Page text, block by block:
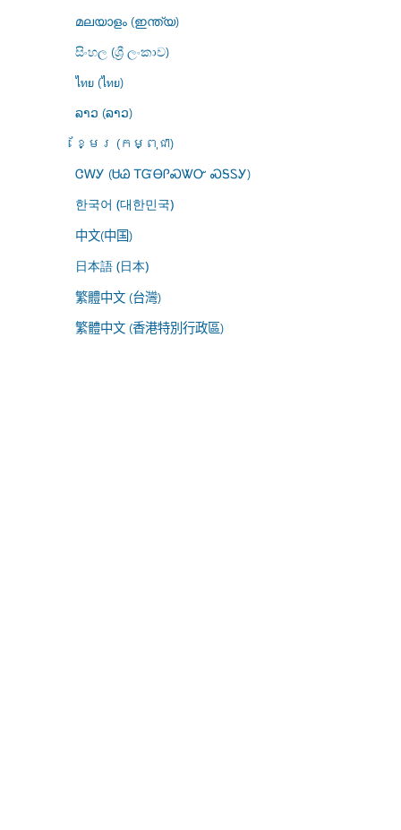
മലയാളം (ഇന്ത്യ)
සිංහල (ශ්‍රී ලංකාව)
ไทย (ไทย)
ລາວ (ລາວ)
ខ្មែរ (កម្ពុជា)
ᏣᎳᎩ (ᏌᏊ ᎢᏳᎾᎵᏍᏔᏅ ᏍᎦᏚᎩ)
한국어 (대한민국)
中文(中国)
日本語 (日本)
繁體中文 (台灣)
繁體中文 (香港特別行政區)